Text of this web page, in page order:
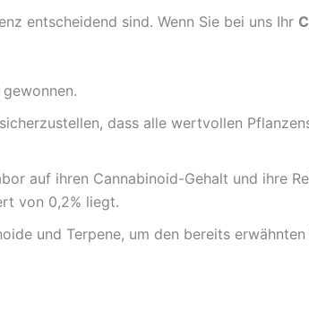
entscheidend sind. Wenn Sie bei uns Ihr
dass alle wertvollen
auf ihren Cannabinoid-Gehalt und ihre
von 0,2% liegt.
und Terpene, um den bereits